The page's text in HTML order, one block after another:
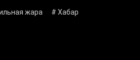
жара # Хабар